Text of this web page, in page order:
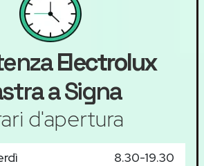
Electrolux
a Signa
d'apertura
8.30-19.30